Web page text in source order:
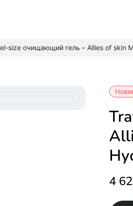
size очищающий гель – Allies of skin
Travel-size очищающий гель –
4